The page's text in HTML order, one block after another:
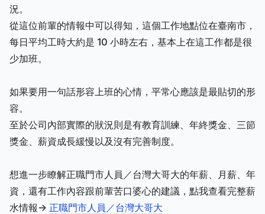
況。
從這位前輩的情報中可以得知，這個工作地點位在臺南市，
每日平均工時大約是 10 小時左右，基本上在這工作都是很
少加班。
如果要用一句話形容上班的心情，平常心應該是最貼切的形
容。
至於公司內部實際的狀況則是有教育訓練、年終獎金、三節
獎金、薪資成長緩慢以及沒有完善制度。
想進一步瞭解正職門市人員／台灣大哥大的年薪、月薪、年
資，還有工作內容跟前輩苦口婆心的建議，點我查看完整薪
水情報-> 正職門市人員／台灣大哥大